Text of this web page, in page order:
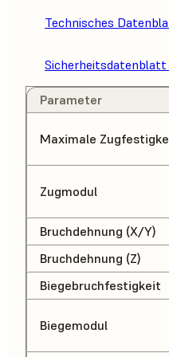
Technisches
Sicherheitsdatenblatt
Parameter
Maximale
Zugmodul
Bruchdehnung (X/Y)
Bruchdehnung (Z)
Biegebruchfestigkeit
Biegemodul